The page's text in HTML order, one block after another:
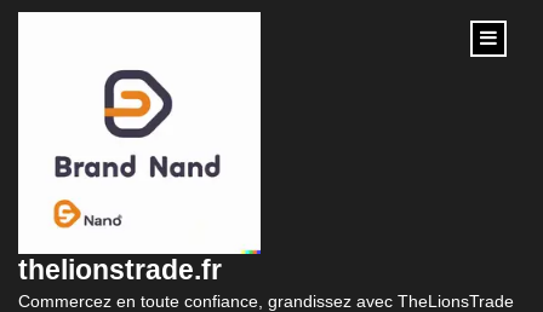
content
thelionstrade.fr
Commercez en toute confiance, grandissez avec TheLionsTrade